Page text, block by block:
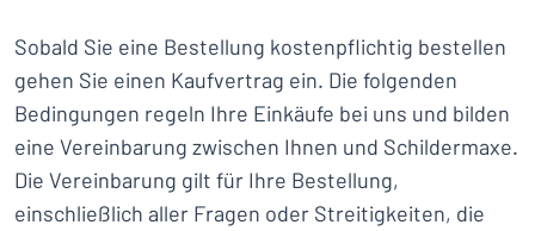
Privat Firma
Sobald Sie eine Bestellung kostenpflichtig bestellen
gehen Sie einen Kaufvertrag ein. Die folgenden
Bedingungen regeln Ihre Einkäufe bei uns und bilden
eine Vereinbarung zwischen Ihnen und Schildermaxe.
Die Vereinbarung gilt für Ihre Bestellung,
einschließlich aller Fragen oder Streitigkeiten, die